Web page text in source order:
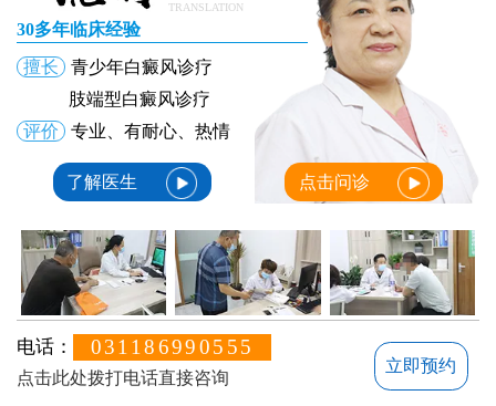
TRANSLATION
30多年临床经验
擅长
青少年白癜风诊疗
肢端型白癜风诊疗
评价
专业、有耐心、热情
了解医生 点击问诊
电话： 031186990555
点击此处拨打电话直接咨询
立即预约